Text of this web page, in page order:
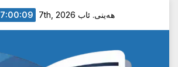
هەینی. ئاب 7th, 2026 7:00:10 AM